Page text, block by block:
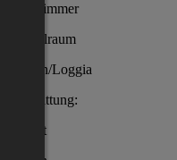
Badezimmer
Abstellraum
Balkon/Loggia
Ausstattung:
Parkett